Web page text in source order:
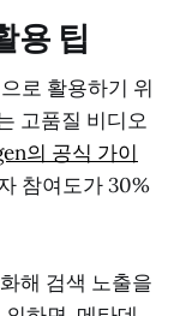
용 팁
로 활용하기 위
고품질 비디오
의 공식 가이
참여도가 30%
해 검색 노출을